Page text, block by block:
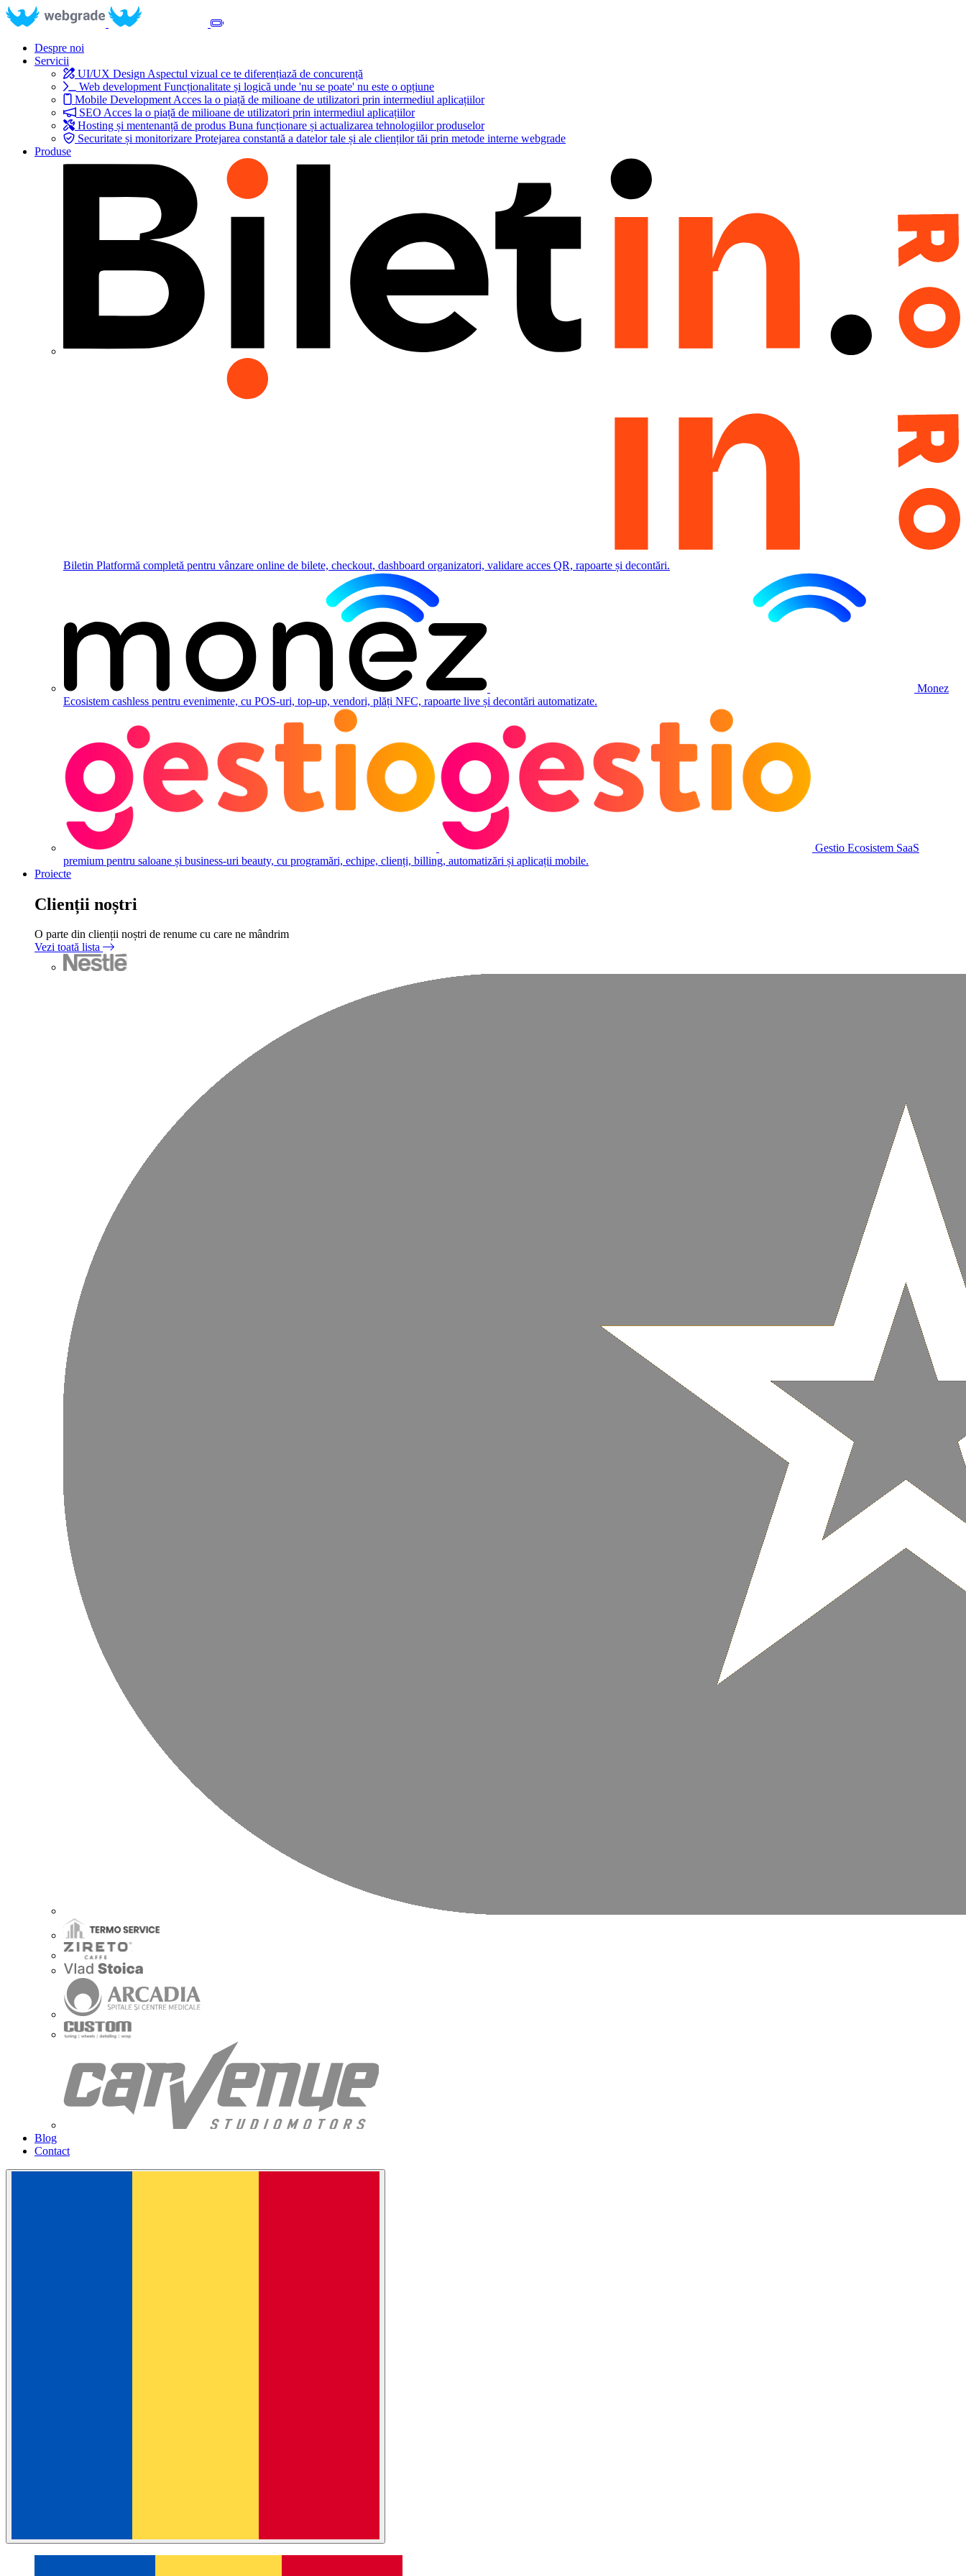
Despre noi
Servicii
UI/UX Design Aspectul vizual ce te diferențiază de concurență
Web development Funcționalitate și logică unde 'nu se poate' nu este o opțiune
Mobile Development Acces la o piață de milioane de utilizatori prin intermediul aplicațiilor
SEO Acces la o piață de milioane de utilizatori prin intermediul aplicațiilor
Hosting și mentenanță de produs Buna funcționare și actualizarea tehnologiilor produselor
Securitate și monitorizare Protejarea constantă a datelor tale și ale clienților tăi prin metode interne webgrade
Produse
Biletin Platformă completă pentru vânzare online de bilete, checkout, dashboard organizatori, validare acces QR, rapoarte și decontări.
Monez
Ecosistem cashless pentru evenimente, cu POS-uri, top-up, vendori, plăți NFC, rapoarte live și decontări automatizate.
Gestio Ecosistem SaaS
premium pentru saloane și business-uri beauty, cu programări, echipe, clienți, billing, automatizări și aplicații mobile.
Proiecte
Clienții noștri
O parte din clienții noștri de renume cu care ne mândrim
Vezi toată lista
Blog
Contact